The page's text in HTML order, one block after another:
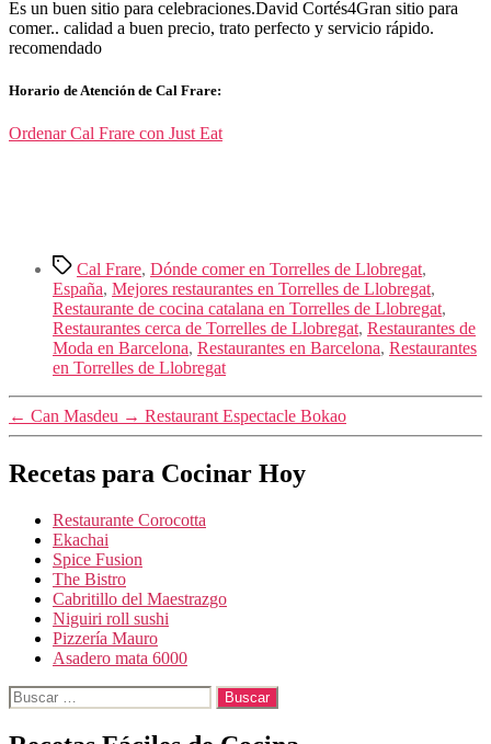
Es un buen sitio para celebraciones.David Cortés4Gran sitio para
comer.. calidad a buen precio, trato perfecto y servicio rápido.
recomendado
Horario de Atención de Cal Frare:
Ordenar Cal Frare con Just Eat
Etiquetas
Cal Frare, Dónde comer en Torrelles de Llobregat,
España, Mejores restaurantes en Torrelles de Llobregat,
Restaurante de cocina catalana en Torrelles de Llobregat,
Restaurantes cerca de Torrelles de Llobregat, Restaurantes de
Moda en Barcelona, Restaurantes en Barcelona, Restaurantes
en Torrelles de Llobregat
← Can Masdeu → Restaurant Espectacle Bokao
Recetas para Cocinar Hoy
Restaurante Corocotta
Ekachai
Spice Fusion
The Bistro
Cabritillo del Maestrazgo
Niguiri roll sushi
Pizzería Mauro
Asadero mata 6000
Buscar: